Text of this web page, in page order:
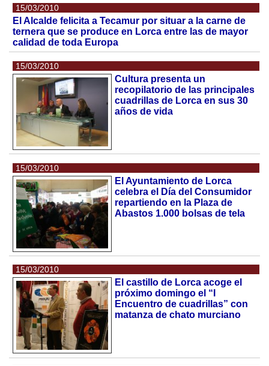
15/03/2010
El Alcalde felicita a Tecamur por situar a la carne de
ternera que se produce en Lorca entre las de mayor
calidad de toda Europa
15/03/2010
Cultura presenta un
recopilatorio de las principales
cuadrillas de Lorca en sus 30
años de vida
15/03/2010
El Ayuntamiento de Lorca
celebra el Día del Consumidor
repartiendo en la Plaza de
Abastos 1.000 bolsas de tela
15/03/2010
El castillo de Lorca acoge el
próximo domingo el “I
Encuentro de cuadrillas” con
matanza de chato murciano